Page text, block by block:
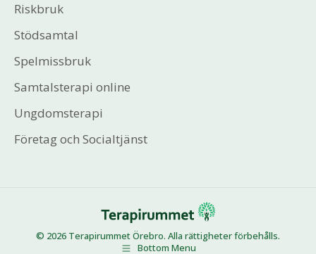
Riskbruk
Stödsamtal
Spelmissbruk
Samtalsterapi online
Ungdomsterapi
Företag och Socialtjänst
© 2026 Terapirummet Örebro. Alla rättigheter förbehålls.
Bottom Menu